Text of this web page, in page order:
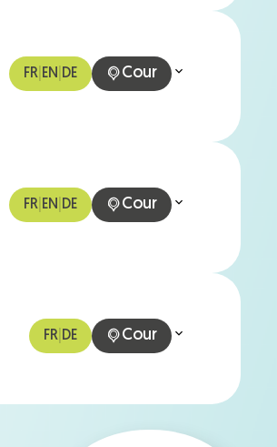
FR EN DE Cour
FR EN DE Cour
FR DE Cour